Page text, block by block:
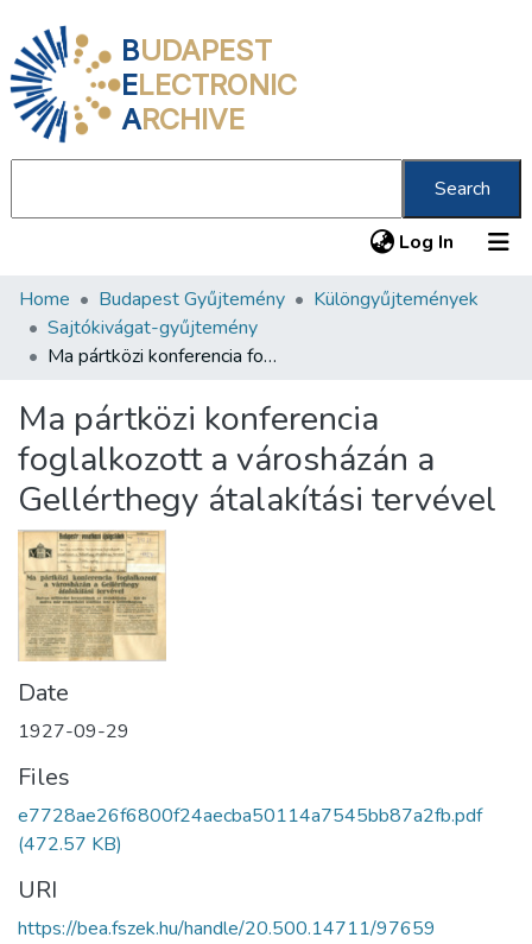
BUDAPEST
ELECTRONIC
ARCHIVE
Search
Log In (current)
Communities & Collections
All of DSpace
About us
Home Budapest Gyűjtemény
Különgyűjtemények
Sajtókivágat-gyűjtemény
Ma pártközi konferencia foglalkozott a városházán a Gellérthegy átalakítási tervével
Ma pártközi konferencia
foglalkozott a városházán a
Gellérthegy átalakítási tervével
Date
1927-09-29
Files
e7728ae26f6800f24aecba50114a7545bb87a2fb.pdf
(472.57 KB)
URI
https://bea.fszek.hu/handle/20.500.14711/97659